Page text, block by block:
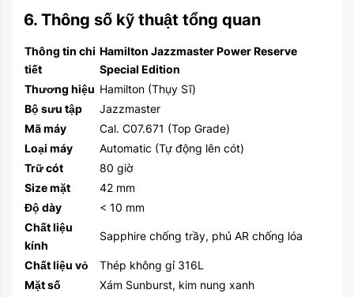
6. Thông số kỹ thuật tổng quan
Thông tin chi
tiết
Hamilton Jazzmaster Power Reserve
Special Edition
Thương hiệu Hamilton (Thụy Sĩ)
Bộ sưu tập
Jazzmaster
Mã máy
Cal. C07.671 (Top Grade)
Loại máy
Automatic (Tự động lên cót)
Trữ cót
80 giờ
Size mặt
42 mm
Độ dày
< 10 mm
Chất liệu
kính
Sapphire chống trầy, phủ AR chống lóa
Chất liệu vỏ
Thép không gỉ 316L
Mặt số
Xám Sunburst, kim nung xanh